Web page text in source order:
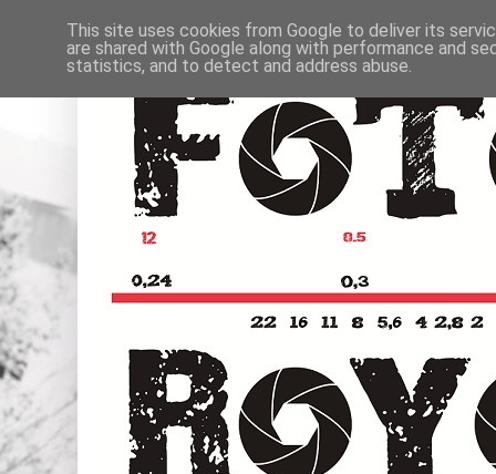
This site uses cookies from Google to deliver its
are shared with Google along with performance and
statistics, and to detect and address abuse.